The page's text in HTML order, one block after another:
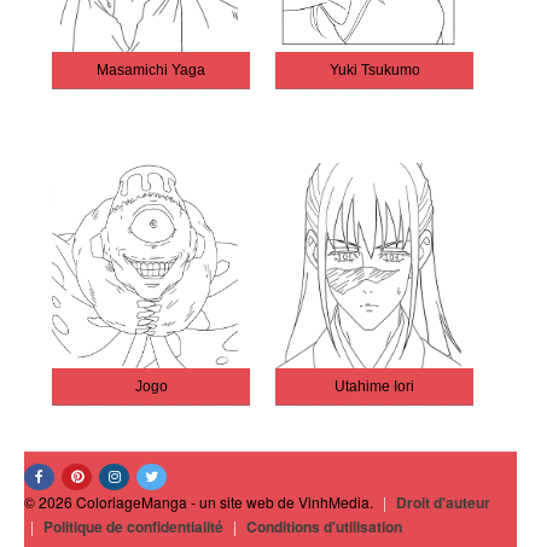
Masamichi Yaga Yuki Tsukumo
Jogo Utahime Iori
© 2026 ColoriageManga - un site web de VinhMedia. | Droit d'auteur
| Politique de confidentialité | Conditions d'utilisation